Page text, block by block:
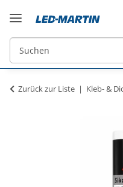
Zurück zur Liste Kleb- &